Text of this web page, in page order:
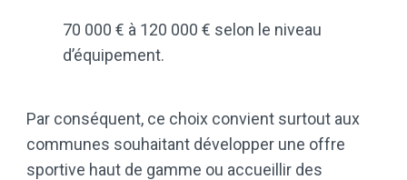
70 000 € à 120 000 € selon le niveau
d’équipement.
Par conséquent, ce choix convient surtout aux
communes souhaitant développer une offre
sportive haut de gamme ou accueillir des